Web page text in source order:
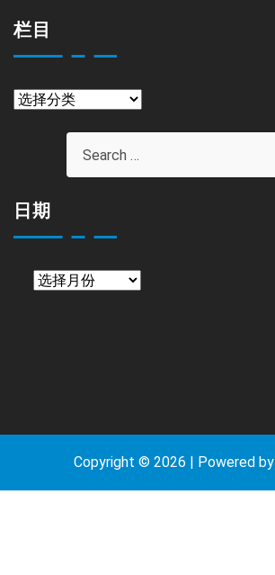
栏目
栏
日期
Copyright © 2026 | Powered by